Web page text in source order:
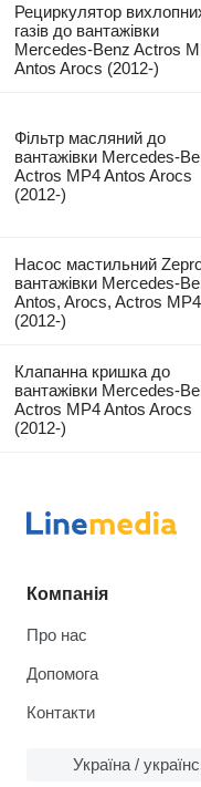
Рециркулятор
газів до вантажівки
Mercedes-Benz Actros
Antos Arocs (2012-)
Фільтр масляний до
вантажівки Mercedes-
Actros MP4 Antos Arocs
(2012-)
Насос мастильний
вантажівки Mercedes-
Antos, Arocs, Actros MP4
(2012-)
Клапанна кришка до
вантажівки Mercedes-
Actros MP4 Antos Arocs
(2012-)
Компанія
Про нас
Допомога
Контакти
Україна /